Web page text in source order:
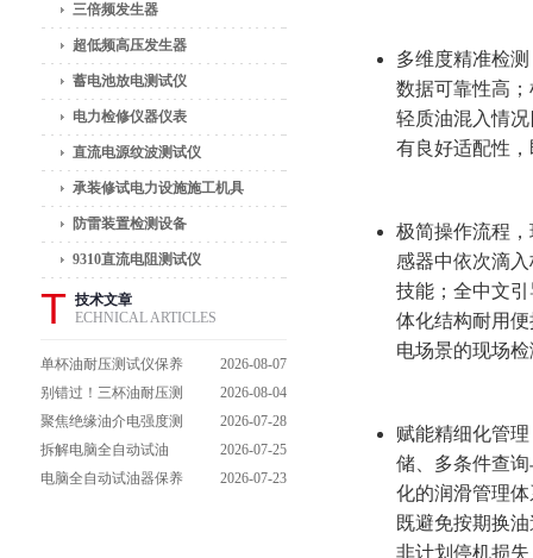
三倍频发生器
超低频高压发生器
蓄电池放电测试仪
电力检修仪器仪表
直流电源纹波测试仪
承装修试电力设施施工机具
防雷装置检测设备
9310直流电阻测试仪
T 技术文章
ECHNICAL ARTICLES
单杯油耐压测试仪保养
避坑指南：细节做到
位，设备不闹脾气
2026-08-07
别错过！三杯油耐压测
试仪操作流程全解析，
一步到位不踩坑
2026-08-04
聚焦绝缘油介电强度测
试仪：那些决定检测效
能的关键特点
2026-07-28
拆解电脑全自动试油
器：核心组成部件，藏
2026-07-25
电脑全自动试油器保养
2026-07-23
多维度精准检
数据可靠性高
轻质油混入情
有良好适配性
极简操作流程
感器中依次滴
技能；全中文
体化结构耐用
电场景的现场
赋能精细化管
储、多条件查
化的润滑管理
既避免按期换
非计划停机损